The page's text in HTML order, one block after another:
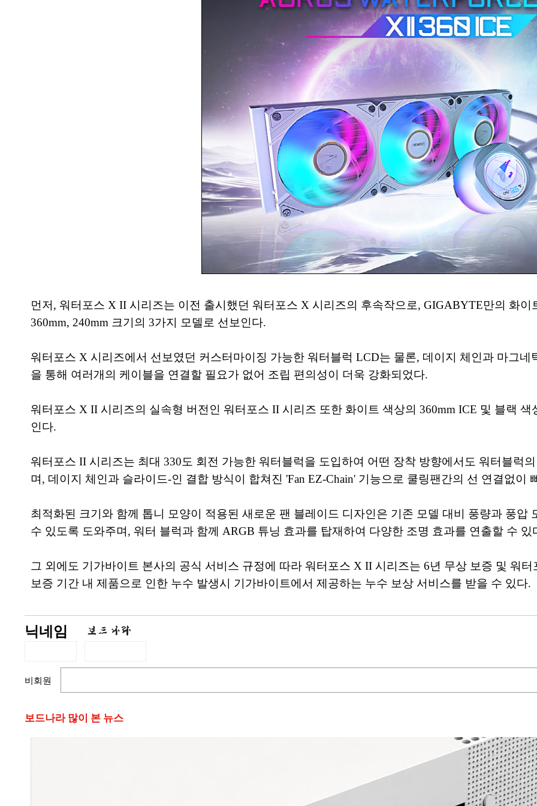
먼저, 워터포스 X II 시리즈는 이전 출시했던 워터포스 X 시리즈의 후속작으로, GIGABYTE만의 화이
360mm, 240mm 크기의 3가지 모델로 선보인다.
워터포스 X 시리즈에서 선보였던 커스터마이징 가능한 워터블럭 LCD는 물론, 데이지 체인과 마그네
을 통해 여러개의 케이블을 연결할 필요가 없어 조립 편의성이 더욱 강화되었다.
워터포스 X II 시리즈의 실속형 버전인 워터포스 II 시리즈 또한 화이트 색상의 360mm ICE 및 블랙 색
인다.
워터포스 II 시리즈는 최대 330도 회전 가능한 워터블럭을 도입하여 어떤 장착 방향에서도 워터블럭
며, 데이지 체인과 슬라이드-인 결합 방식이 합쳐진 'Fan EZ-Chain' 기능으로 쿨링팬간의 선 연결없이
최적화된 크기와 함께 톱니 모양이 적용된 새로운 팬 블레이드 디자인은 기존 모델 대비 풍량과 풍압
수 있도록 도와주며, 워터 블럭과 함께 ARGB 튜닝 효과를 탑재하여 다양한 조명 효과를 연출할 수 있
그 외에도 기가바이트 본사의 공식 서비스 규정에 따라 워터포스 X II 시리즈는 6년 무상 보증 및 워
보증 기간 내 제품으로 인한 누수 발생시 기가바이트에서 제공하는 누수 보상 서비스를 받을 수 있다.
닉네임
비회원
보드나라 많이 본 뉴스